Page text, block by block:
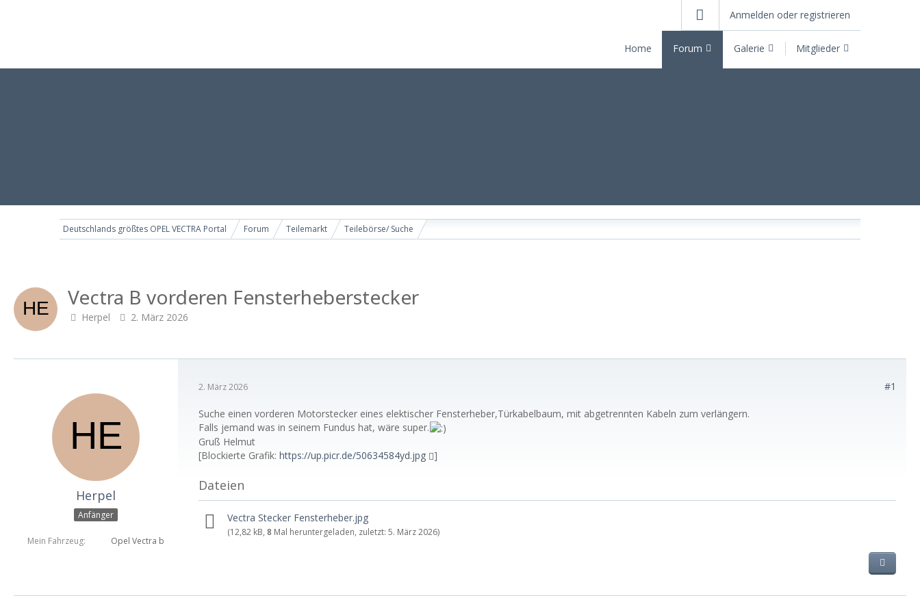
Home Forum Galerie Mitglieder
Anmelden oder registrieren
Deutschlands größtes OPEL VECTRA Portal Forum Teilemarkt Teilebörse/ Suche
Vectra B vorderen Fensterheberstecker
Herpel 2. März 2026
Herpel
Anfänger
Mein Fahrzeug Opel Vectra b
2. März 2026 #1
Suche einen vorderen Motorstecker eines elektischer Fensterheber,Türkabelbaum, mit abgetrennten Kabeln zum verlängern.
Falls jemand was in seinem Fundus hat, wäre super.
Gruß Helmut
[Blockierte Grafik: https://up.picr.de/50634584yd.jpg ]
Dateien
Vectra Stecker Fensterheber.jpg
(12,82 kB, 8 Mal heruntergeladen, zuletzt: 5. März 2026)